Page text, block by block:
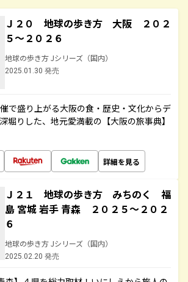
Ｊ２０ 地球の歩き方 大阪 ２０２
５～２０２６
地球の歩き方 Jシリーズ（国内）
2025.01.30 発売
で盛り上がる大阪の食・歴史・文化からデ
堀りした、地元愛満載の【大阪の旅事典】
詳細を見る
Ｊ２１ 地球の歩き方 みちのく 福
島 宮城 岩手 青森 ２０２５～２０２
６
地球の歩き方 Jシリーズ（国内）
2025.02.20 発売